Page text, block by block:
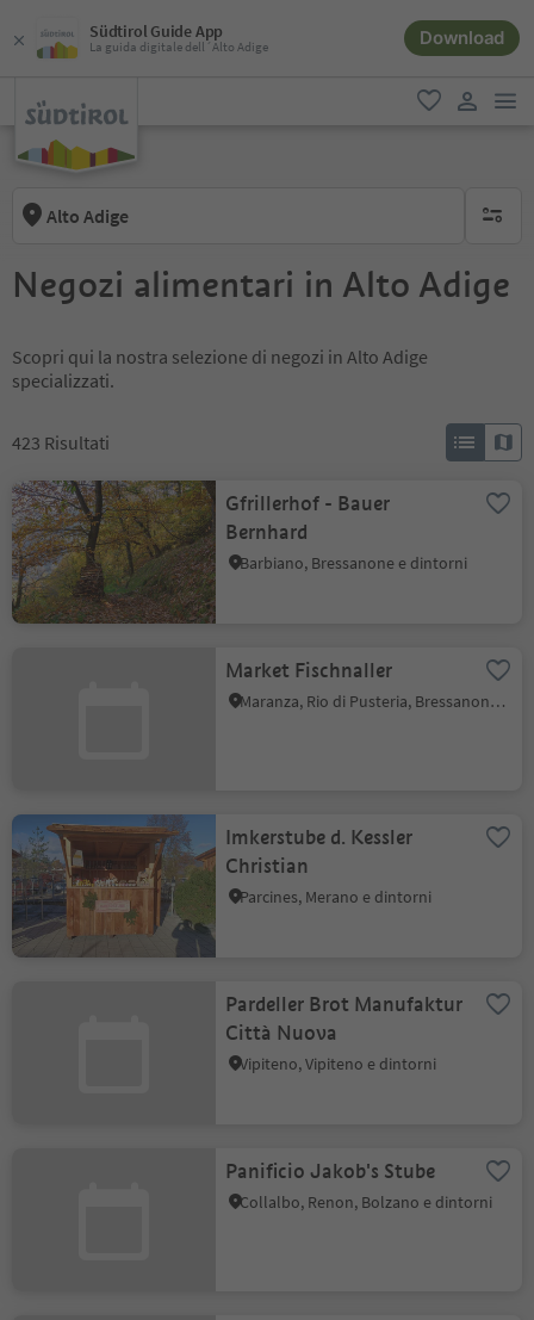
Südtirol Guide App
La guida digitale dell´Alto Adige Download
favoriti
Alto Adige
Negozi alimentari in Alto Adige
Scopri qui la nostra selezione di negozi in Alto Adige
specializzati.
423 Risultati
Gfrillerhof - Bauer
Bernhard
Barbiano, Bressanone e dintorni
Market Fischnaller
Maranza, Rio di Pusteria, Bressanone e dintorni
Imkerstube d. Kessler
Christian
Parcines, Merano e dintorni
Pardeller Brot Manufaktur
Città Nuova
Vipiteno, Vipiteno e dintorni
Panificio Jakob's Stube
Collalbo, Renon, Bolzano e dintorni